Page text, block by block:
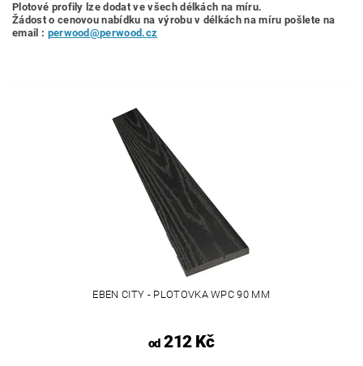
Plotové profily lze dodat ve všech délkách na míru.
Žádost o cenovou nabídku na výrobu v délkách na míru pošlete na
email : perwood@perwood.cz
EBEN CITY - PLOTOVKA WPC 90 MM
od212 Kč